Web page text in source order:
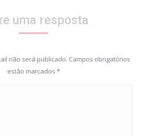
uma resposta
não será publicado. Campos obrigatórios
estão marcados *